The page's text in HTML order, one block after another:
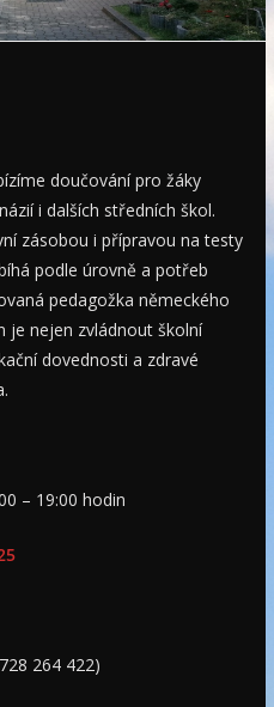
doučování pro žáky
i dalších středních škol.
zásobou i přípravou na testy
podle úrovně a potřeb
pedagožka německého
je nejen zvládnout školní
dovednosti a zdravé
– 19:00 hodin
264 422)